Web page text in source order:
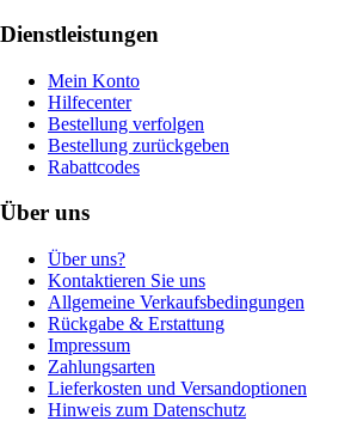
Dienstleistungen
Mein Konto
Hilfecenter
Bestellung verfolgen
Bestellung zurückgeben
Rabattcodes
Über uns
Über uns?
Kontaktieren Sie uns
Allgemeine Verkaufsbedingungen
Rückgabe & Erstattung
Impressum
Zahlungsarten
Lieferkosten und Versandoptionen
Hinweis zum Datenschutz